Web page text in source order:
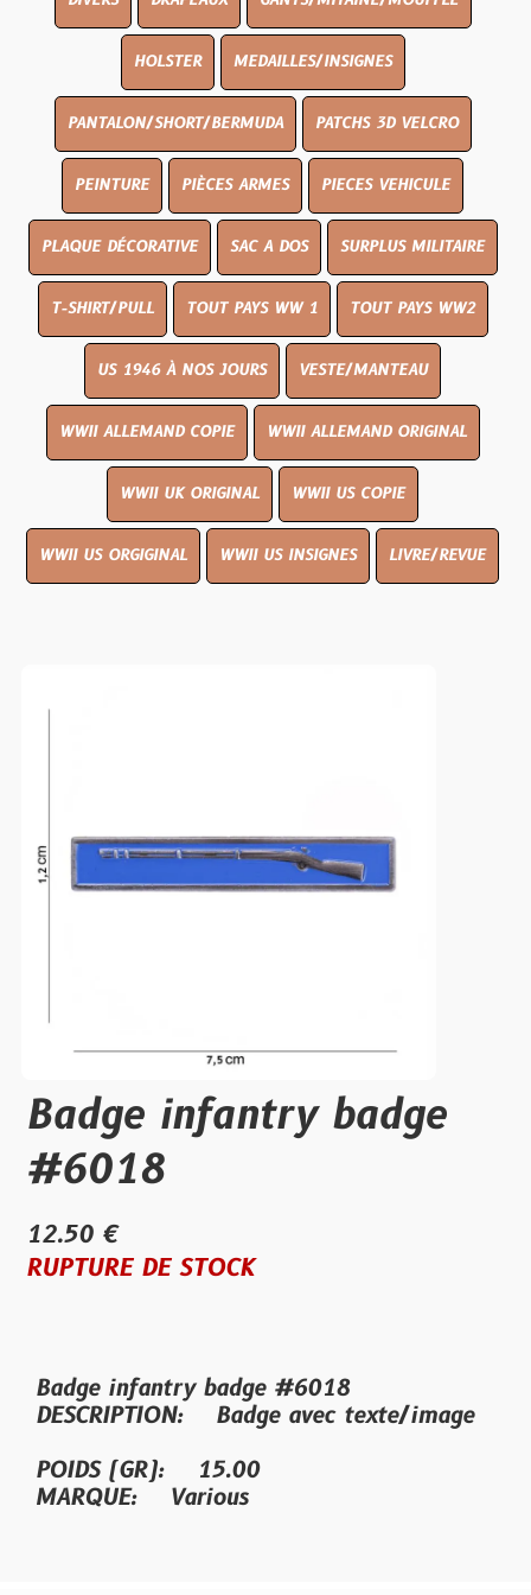
HOLSTER MEDAILLES/INSIGNES
PANTALON/SHORT/BERMUDA PATCHS 3D VELCRO
PEINTURE PIÈCES ARMES PIECES VEHICULE
PLAQUE DÉCORATIVE SAC A DOS SURPLUS MILITAIRE
T-SHIRT/PULL TOUT PAYS WW 1 TOUT PAYS WW2
US 1946 À NOS JOURS VESTE/MANTEAU
WWII ALLEMAND COPIE WWII ALLEMAND ORIGINAL
WWII UK ORIGINAL WWII US COPIE
WWII US ORGIGINAL WWII US INSIGNES LIVRE/REVUE
Badge infantry badge
#6018
12.50 €
RUPTURE DE STOCK
Badge infantry badge #6018
DESCRIPTION: Badge avec texte/image
POIDS (GR): 15.00
MARQUE: Various